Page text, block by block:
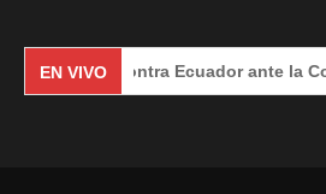
EN VIVO
contra Ecuador ante la Corte